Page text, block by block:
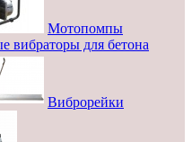
Мотопомпы
вибраторы для бетона
Виброрейки